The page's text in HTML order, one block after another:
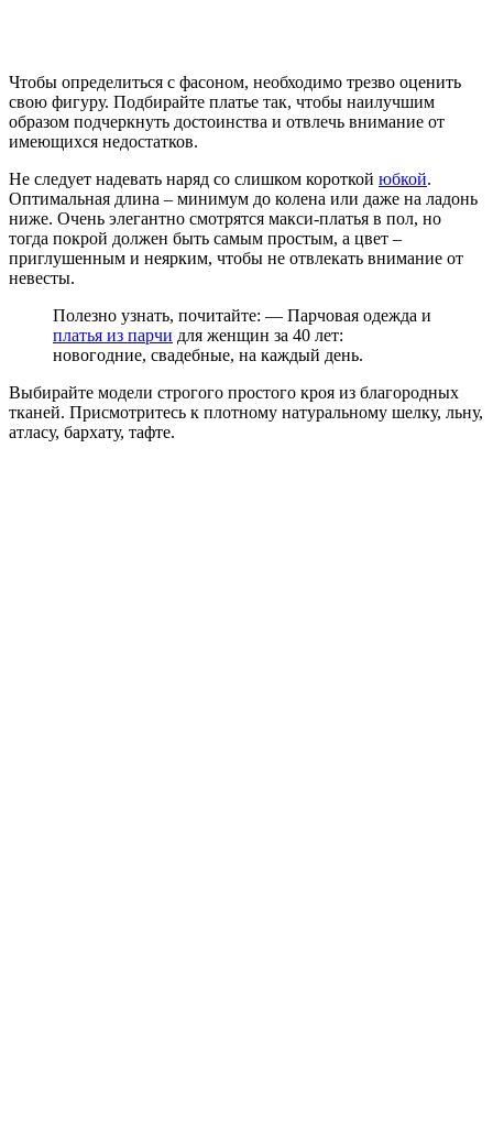
Чтобы определиться с фасоном, необходимо трезво оценить
свою фигуру. Подбирайте платье так, чтобы наилучшим
образом подчеркнуть достоинства и отвлечь внимание от
имеющихся недостатков.
Не следует надевать наряд со слишком короткой юбкой.
Оптимальная длина – минимум до колена или даже на ладонь
ниже. Очень элегантно смотрятся макси-платья в пол, но
тогда покрой должен быть самым простым, а цвет –
приглушенным и неярким, чтобы не отвлекать внимание от
невесты.
Полезно узнать, почитайте: — Парчовая одежда и
платья из парчи для женщин за 40 лет:
новогодние, свадебные, на каждый день.
Выбирайте модели строгого простого кроя из благородных
тканей. Присмотритесь к плотному натуральному шелку, льну,
атласу, бархату, тафте.